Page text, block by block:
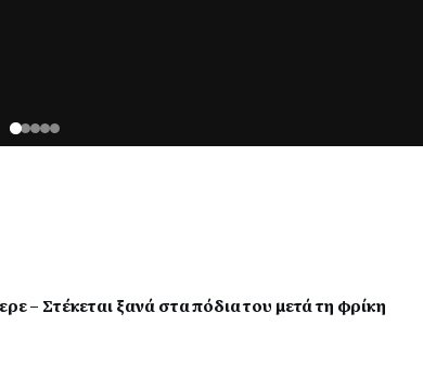
– Στέκεται ξανά στα πόδια του μετά τη φρίκη